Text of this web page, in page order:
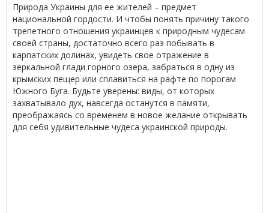
Природа Украины для ее жителей – предмет
национальной гордости. И чтобы понять причину такого
трепетного отношения украинцев к природным чудесам
своей страны, достаточно всего раз побывать в
карпатских долинах, увидеть свое отражение в
зеркальной глади горного озера, забраться в одну из
крымских пещер или сплавиться на рафте по порогам
Южного Буга. Будьте уверены: виды, от которых
захватывало дух, навсегда останутся в памяти,
преображаясь со временем в новое желание открывать
для себя удивительные чудеса украинской природы.